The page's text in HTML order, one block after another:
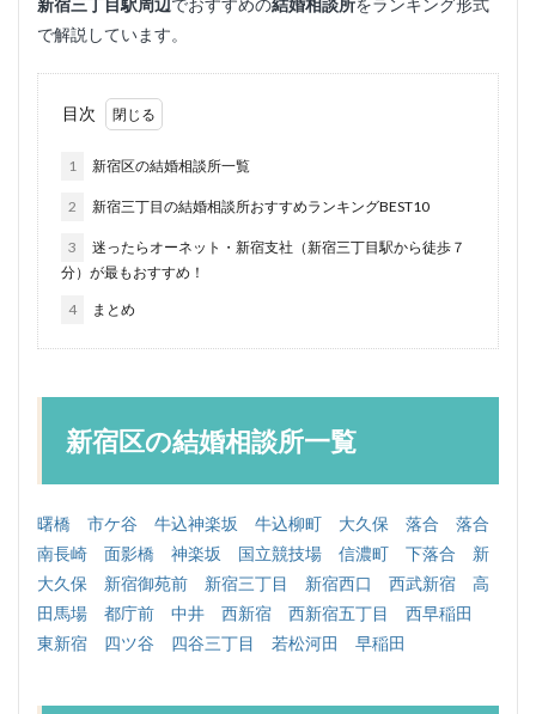
新宿三丁目駅周辺でおすすめの結婚相談所をランキング形式
で解説しています。
目次
1 新宿区の結婚相談所一覧
2 新宿三丁目の結婚相談所おすすめランキングBEST10
3
迷ったらオーネット・新宿支社（新宿三丁目駅から徒歩７
分）が最もおすすめ！
4 まとめ
新宿区の結婚相談所一覧
曙橋 市ケ谷 牛込神楽坂 牛込柳町 大久保 落合
落合
南長崎
面影橋 神楽坂 国立競技場 信濃町 下落合
新
大久保
新宿御苑前 新宿三丁目 新宿西口 西武新宿
高
田馬場
都庁前 中井 西新宿 西新宿五丁目
西早稲田
東新宿
四ツ谷 四谷三丁目 若松河田 早稲田